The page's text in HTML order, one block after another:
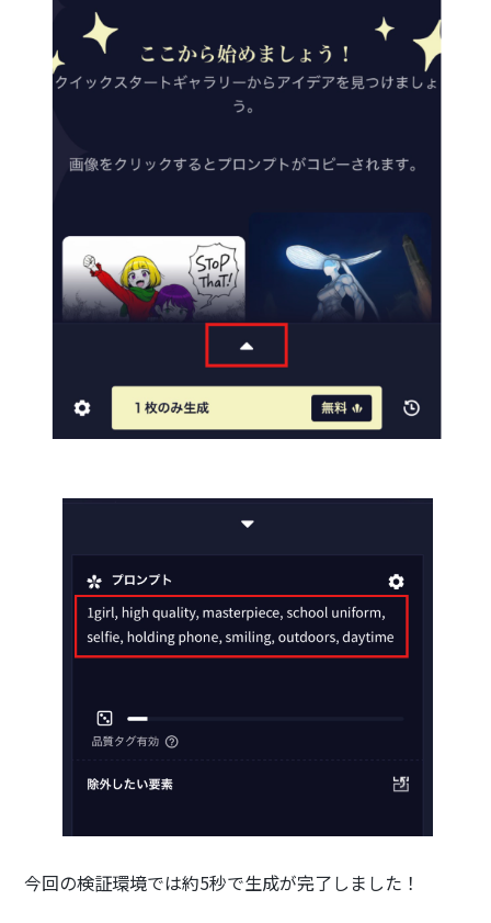
今回の検証環境では約5秒で生成が完了しました！